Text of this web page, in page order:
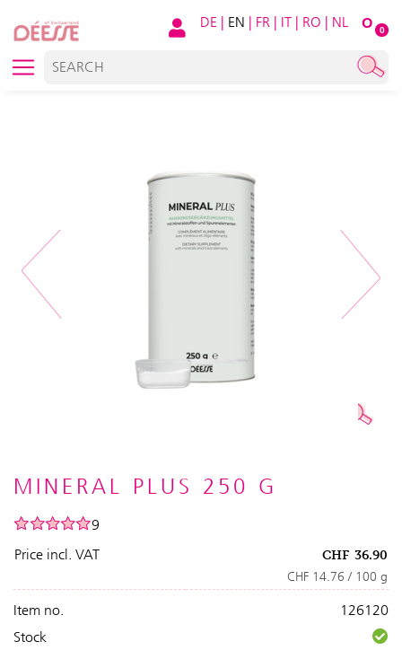
O 0
DE | EN | FR | IT | RO | NL
Next
MINERAL PLUS 250 G
9
Price incl. VAT
CHF 36.90
CHF 14.76 / 100 g
Item no.
126120
Stock